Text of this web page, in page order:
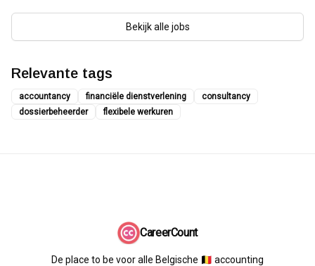
Bekijk alle jobs
Relevante tags
accountancy financiële dienstverlening
consultancy
dossierbeheerder
flexibele werkuren
CareerCount
De place to be voor alle Belgische 🇧🇪 accounting